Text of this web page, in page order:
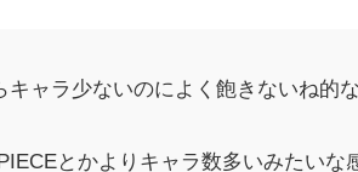
キャラ少ないのによく飽きないね
とかよりキャラ数多いみたいな